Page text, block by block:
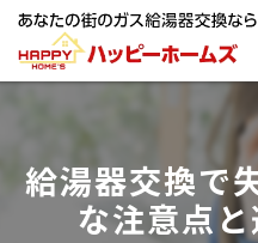
給湯器交換で
な注意点